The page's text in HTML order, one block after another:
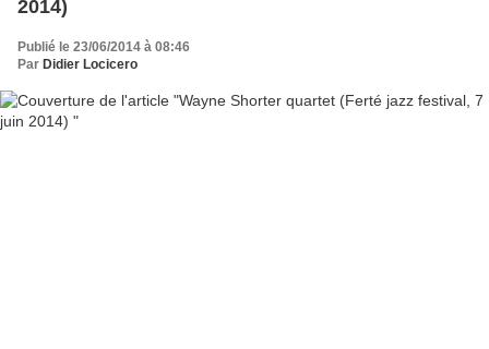
2014)
Publié le 23/06/2014 à 08:46
Par Didier Locicero